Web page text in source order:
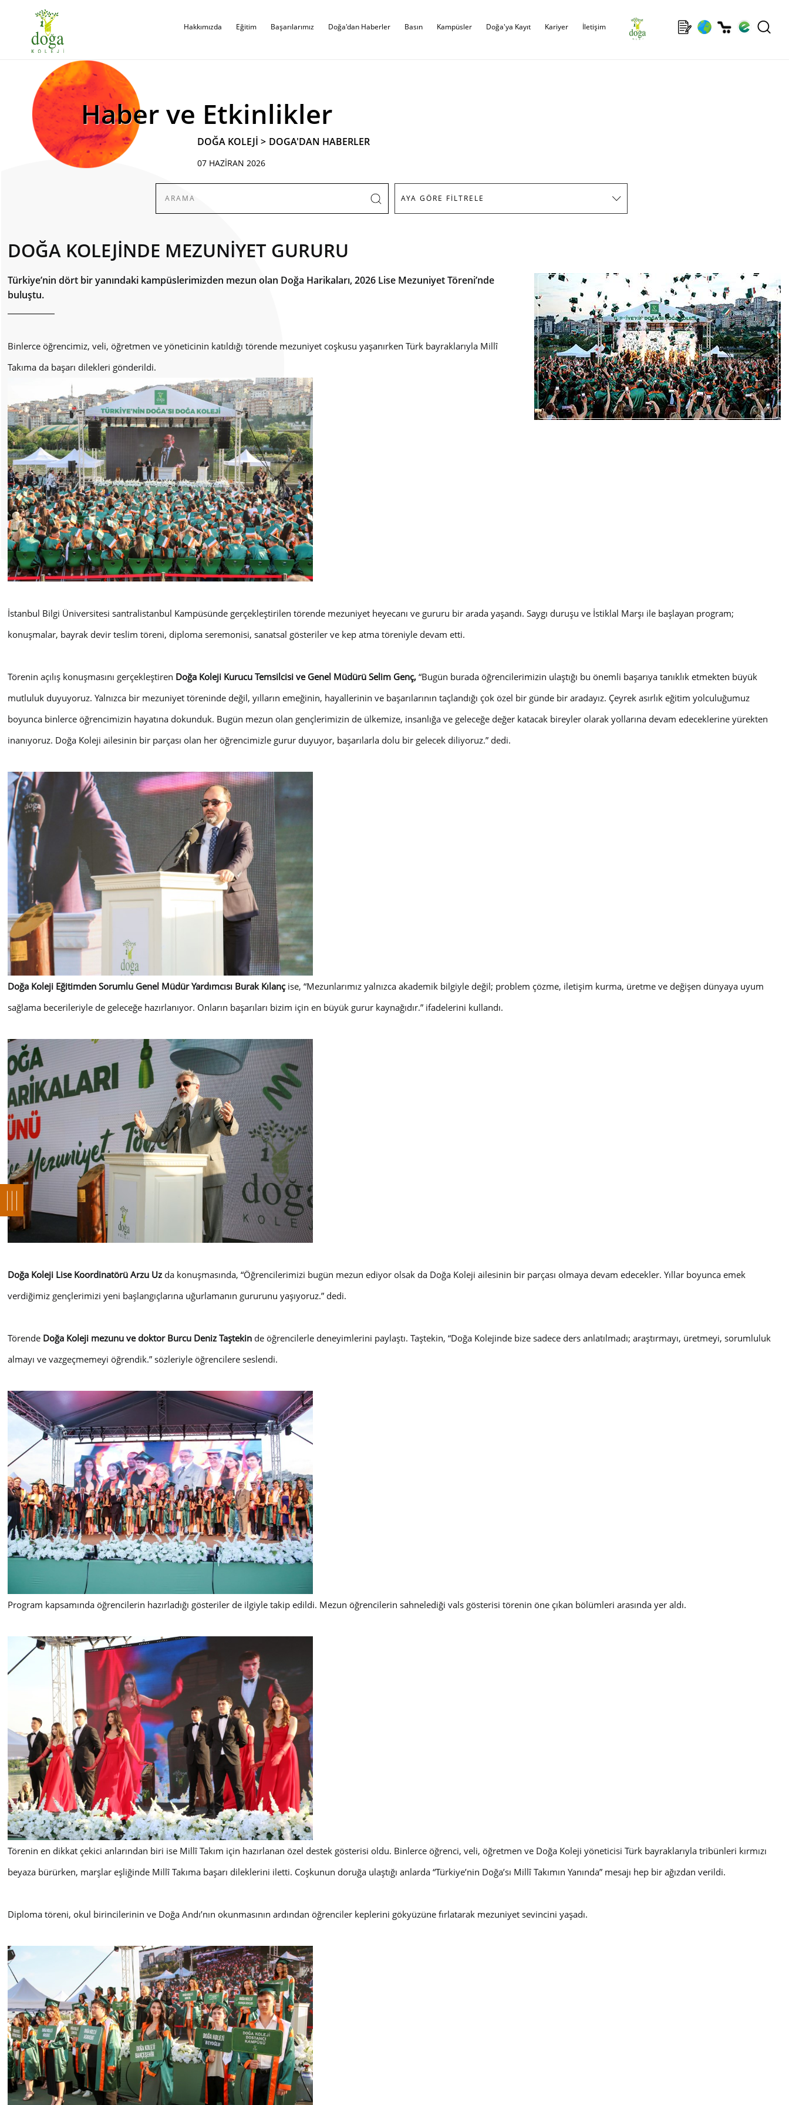
Hakkımızda Eğitim Başarılarımız Doğa'dan Haberler Basın Kampüsler Doğa'ya Kayıt Kariyer İletişim
Haber ve Etkinlikler
DOĞA KOLEJİ > DOGA'DAN HABERLER
07 HAZİRAN 2026
DOĞA KOLEJİNDE MEZUNİYET GURURU
Türkiye’nin dört bir yanındaki kampüslerimizden mezun olan Doğa Harikaları, 2026 Lise Mezuniyet Töreni’nde
buluştu.
Binlerce öğrencimiz, veli, öğretmen ve yöneticinin katıldığı törende mezuniyet coşkusu yaşanırken Türk bayraklarıyla Millî
Takıma da başarı dilekleri gönderildi.
İstanbul Bilgi Üniversitesi santralistanbul Kampüsünde gerçekleştirilen törende mezuniyet heyecanı ve gururu bir arada yaşandı. Saygı duruşu ve İstiklal Marşı ile başlayan program;
konuşmalar, bayrak devir teslim töreni, diploma seremonisi, sanatsal gösteriler ve kep atma töreniyle devam etti.
Törenin açılış konuşmasını gerçekleştiren Doğa Koleji Kurucu Temsilcisi ve Genel Müdürü Selim Genç, “Bugün burada öğrencilerimizin ulaştığı bu önemli başarıya tanıklık etmekten büyük
mutluluk duyuyoruz. Yalnızca bir mezuniyet töreninde değil, yılların emeğinin, hayallerinin ve başarılarının taçlandığı çok özel bir günde bir aradayız. Çeyrek asırlık eğitim yolculuğumuz
boyunca binlerce öğrencimizin hayatına dokunduk. Bugün mezun olan gençlerimizin de ülkemize, insanlığa ve geleceğe değer katacak bireyler olarak yollarına devam edeceklerine yürekten
inanıyoruz. Doğa Koleji ailesinin bir parçası olan her öğrencimizle gurur duyuyor, başarılarla dolu bir gelecek diliyoruz.” dedi.
Doğa Koleji Eğitimden Sorumlu Genel Müdür Yardımcısı Burak Kılançise, “Mezunlarımız yalnızca akademik bilgiyle değil; problem çözme, iletişim kurma, üretme ve değişen dünyaya uyum
sağlama becerileriyle de geleceğe hazırlanıyor. Onların başarıları bizim için en büyük gurur kaynağıdır.” ifadelerini kullandı.
Doğa Koleji Lise Koordinatörü Arzu Uz da konuşmasında, “Öğrencilerimizi bugün mezun ediyor olsak da Doğa Koleji ailesinin bir parçası olmaya devam edecekler. Yıllar boyunca emek
verdiğimiz gençlerimizi yeni başlangıçlarına uğurlamanın gururunu yaşıyoruz.” dedi.
Törende Doğa Koleji mezunu ve doktor Burcu Deniz Taştekin de öğrencilerle deneyimlerini paylaştı. Taştekin, “Doğa Kolejinde bize sadece ders anlatılmadı; araştırmayı, üretmeyi, sorumluluk
almayı ve vazgeçmemeyi öğrendik.” sözleriyle öğrencilere seslendi.
Program kapsamında öğrencilerin hazırladığı gösteriler de ilgiyle takip edildi. Mezun öğrencilerin sahnelediği vals gösterisi törenin öne çıkan bölümleri arasında yer aldı.
Törenin en dikkat çekici anlarından biri ise Millî Takım için hazırlanan özel destek gösterisi oldu. Binlerce öğrenci, veli, öğretmen ve Doğa Koleji yöneticisi Türk bayraklarıyla tribünleri kırmızı
beyaza bürürken, marşlar eşliğinde Millî Takıma başarı dileklerini iletti. Coşkunun doruğa ulaştığı anlarda “Türkiye’nin Doğa’sı Millî Takımın Yanında” mesajı hep bir ağızdan verildi.
Diploma töreni, okul birincilerinin ve Doğa Andı’nın okunmasının ardından öğrenciler keplerini gökyüzüne fırlatarak mezuniyet sevincini yaşadı.